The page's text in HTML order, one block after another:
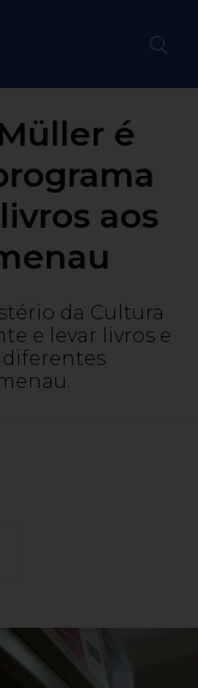
é
aos
da Cultura
e levar livros e
diferentes